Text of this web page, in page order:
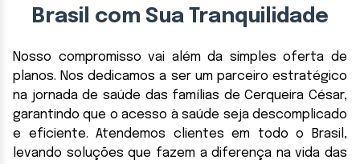
Brasil com Sua Tranquilidade
Nosso compromisso vai além da simples oferta de
planos. Nos dedicamos a ser um parceiro estratégico
na jornada de saúde das famílias de Cerqueira César,
garantindo que o acesso à saúde seja descomplicado
e eficiente. Atendemos clientes em todo o Brasil,
levando soluções que fazem a diferença na vida das